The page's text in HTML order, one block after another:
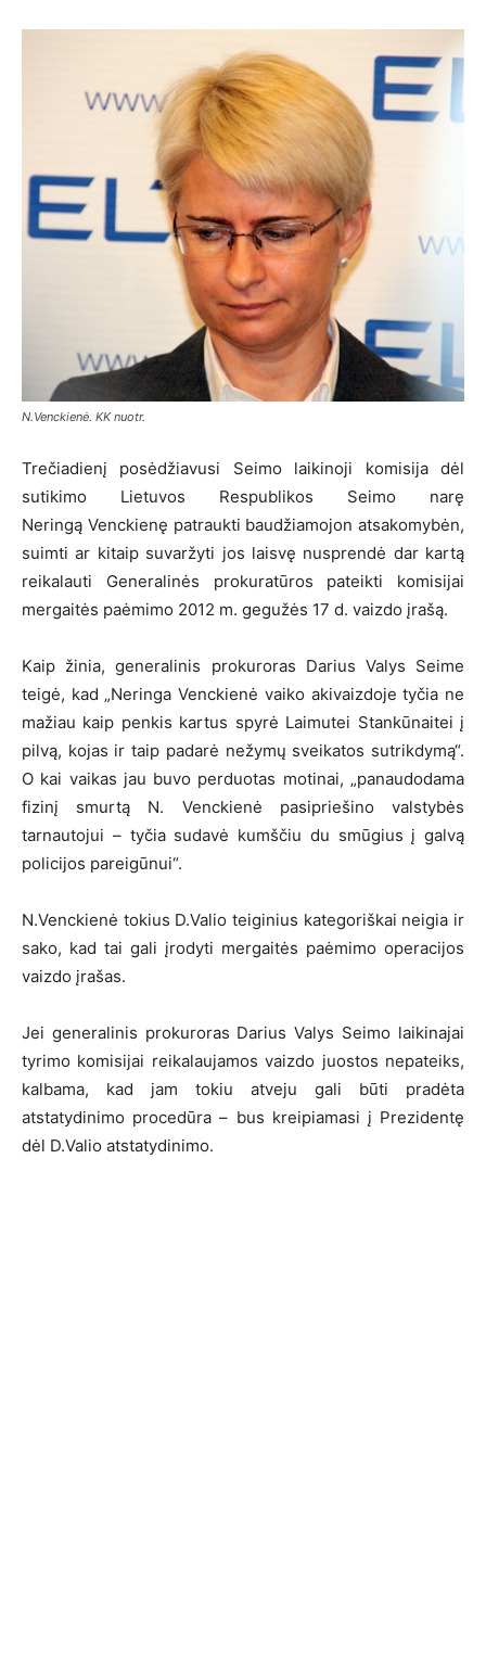
N.Venckienė. KK nuotr.
Trečiadienį posėdžiavusi Seimo laikinoji komisija dėl
sutikimo Lietuvos Respublikos Seimo narę
Neringą Venckienę patraukti baudžiamojon atsakomybėn,
suimti ar kitaip suvaržyti jos laisvę nusprendė dar kartą
reikalauti Generalinės prokuratūros pateikti komisijai
mergaitės paėmimo 2012 m. gegužės 17 d. vaizdo įrašą.
Kaip žinia, generalinis prokuroras Darius Valys Seime
teigė, kad „Neringa Venckienė vaiko akivaizdoje tyčia ne
mažiau kaip penkis kartus spyrė Laimutei Stankūnaitei į
pilvą, kojas ir taip padarė nežymų sveikatos sutrikdymą“.
O kai vaikas jau buvo perduotas motinai, „panaudodama
fizinį smurtą N. Venckienė pasipriešino valstybės
tarnautojui – tyčia sudavė kumščiu du smūgius į galvą
policijos pareigūnui“.
N.Venckienė tokius D.Valio teiginius kategoriškai neigia ir
sako, kad tai gali įrodyti mergaitės paėmimo operacijos
vaizdo įrašas.
Jei generalinis prokuroras Darius Valys Seimo laikinajai
tyrimo komisijai reikalaujamos vaizdo juostos nepateiks,
kalbama, kad jam tokiu atveju gali būti pradėta
atstatydinimo procedūra – bus kreipiamasi į Prezidentę
dėl D.Valio atstatydinimo.